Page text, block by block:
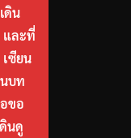
ดิน
และที่
ซียน
บท
ขอ
นดู